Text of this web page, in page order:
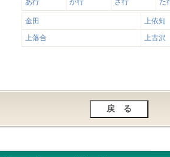
あ行 か行 さ行 た
金田
上依知
上落合
上古沢